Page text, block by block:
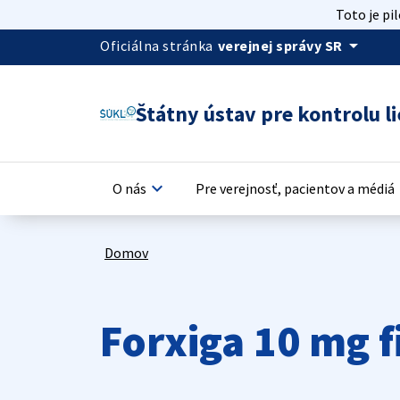
Toto je
Oficiálna stránka verejnej správy SR arrow_drop_down
Štátny ústav pre kontrolu
O nás keyboard_arrow_down Pre verejnosť, pacientov a médiá
Domov
Forxiga 10 mg